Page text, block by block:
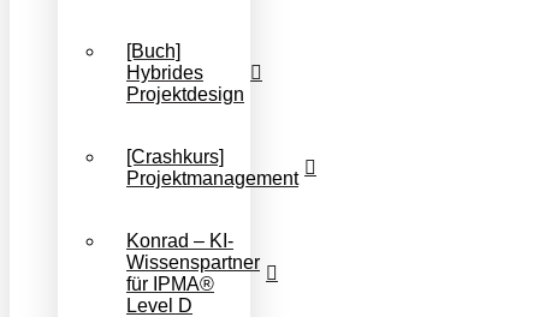
[Buch]
Hybrides
Projektdesign
[Crashkurs]
Projektmanagement
Konrad – KI-
Wissenspartner
für IPMA®
Level D